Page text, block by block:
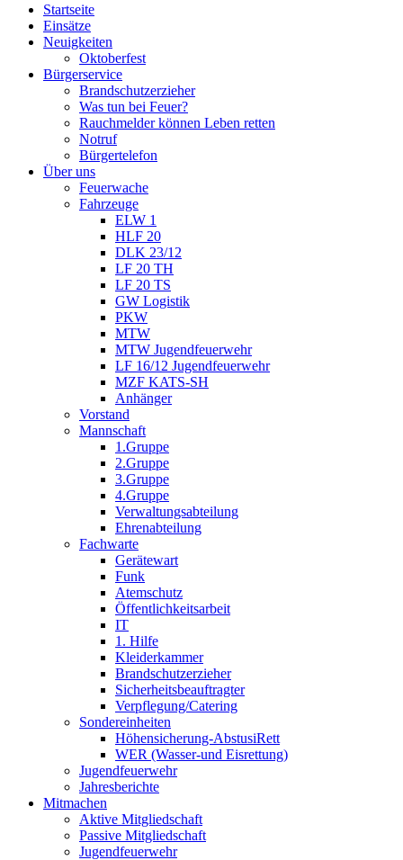
Startseite
Einsätze
Neuigkeiten
Oktoberfest
Bürgerservice
Brandschutzerzieher
Was tun bei Feuer?
Rauchmelder können Leben retten
Notruf
Bürgertelefon
Über uns
Feuerwache
Fahrzeuge
ELW 1
HLF 20
DLK 23/12
LF 20 TH
LF 20 TS
GW Logistik
PKW
MTW
MTW Jugendfeuerwehr
LF 16/12 Jugendfeuerwehr
MZF KATS-SH
Anhänger
Vorstand
Mannschaft
1.Gruppe
2.Gruppe
3.Gruppe
4.Gruppe
Verwaltungsabteilung
Ehrenabteilung
Fachwarte
Gerätewart
Funk
Atemschutz
Öffentlichkeitsarbeit
IT
1. Hilfe
Kleiderkammer
Brandschutzerzieher
Sicherheitsbeauftragter
Verpflegung/Catering
Sondereinheiten
Höhensicherung-AbstusiRett
WER (Wasser-und Eisrettung)
Jugendfeuerwehr
Jahresberichte
Mitmachen
Aktive Mitgliedschaft
Passive Mitgliedschaft
Jugendfeuerwehr